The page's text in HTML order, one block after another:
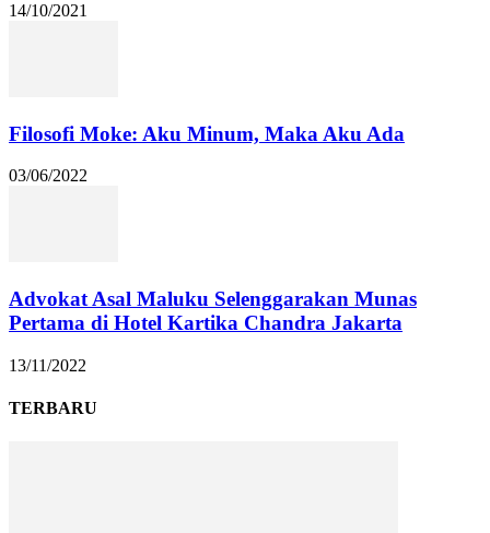
14/10/2021
Filosofi Moke: Aku Minum, Maka Aku Ada
03/06/2022
Advokat Asal Maluku Selenggarakan Munas
Pertama di Hotel Kartika Chandra Jakarta
13/11/2022
TERBARU